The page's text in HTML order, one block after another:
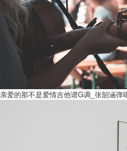
亲爱的那不是爱情吉他谱G调_张韶涵弹